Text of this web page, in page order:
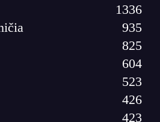
1336
935
825
604
523
426
423